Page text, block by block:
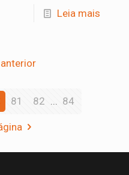
Leia mais
81 82 84